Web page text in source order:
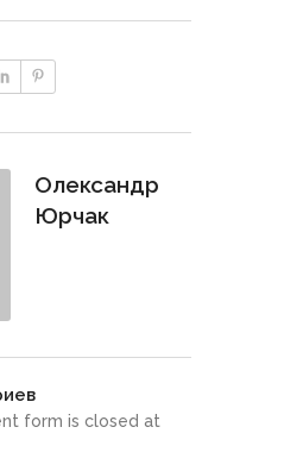
Олександр
Юрчак
form is closed at